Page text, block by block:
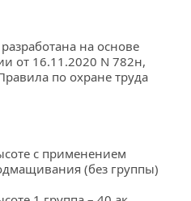
от 16.11.2020 N 782н,
по охране труда
(без группы)